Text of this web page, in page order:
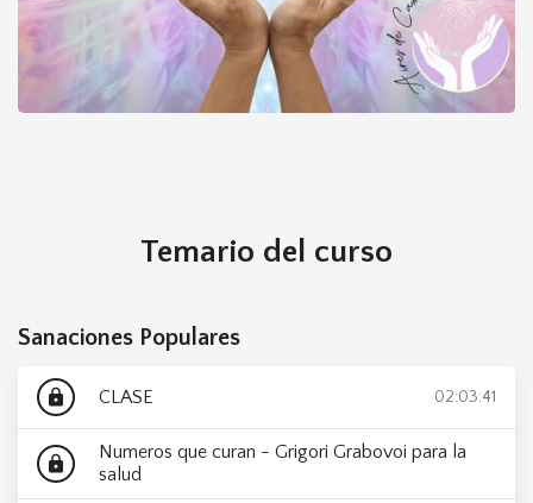
Temario del curso
Sanaciones Populares
lock CLASE 02:03:41
lock
Numeros que curan - Grigori Grabovoi para la
salud